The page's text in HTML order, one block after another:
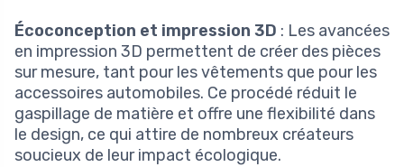
Écoconception et impression 3D : Les avancées
en impression 3D permettent de créer des pièces
sur mesure, tant pour les vêtements que pour les
accessoires automobiles. Ce procédé réduit le
gaspillage de matière et offre une flexibilité dans
le design, ce qui attire de nombreux créateurs
soucieux de leur impact écologique.